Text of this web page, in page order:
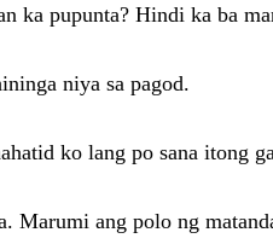
ka pupunta? Hindi ka ba
niya sa pagod.
ko lang po sana itong
Marumi ang polo ng